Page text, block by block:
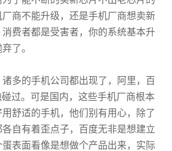
商不能升级，还是手机厂商想卖新
费者都是受害者，你的系统基本升
了。
多的手机公司都出现了，阿里，百
过。可是国内，这些手机厂商根本
舒适的手机，他们别有用心，除了
自有着歪点子，百度无非是想建立
表面看像是想做个产品出来，实际